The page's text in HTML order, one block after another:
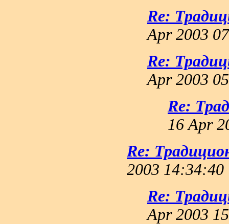
Re:
Apr 2003
Re:
Apr 2003
Re:
16 Apr
Re:
2003 14:34:40
Re:
Apr 2003